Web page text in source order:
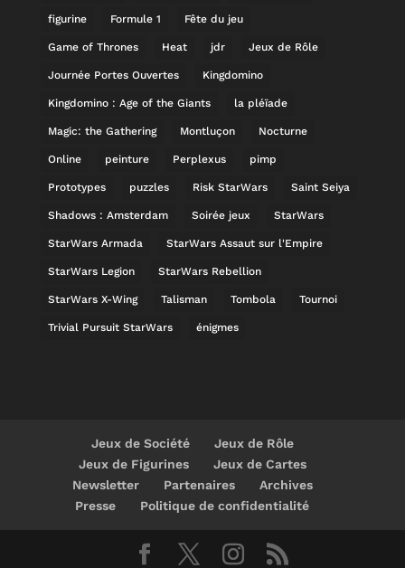
figurine Formule 1 Fête du jeu
Game of Thrones Heat jdr Jeux de Rôle
Journée Portes Ouvertes Kingdomino
Kingdomino : Age of the Giants la pléïade
Magic: the Gathering Montluçon Nocturne
Online peinture Perplexus pimp
Prototypes puzzles Risk StarWars Saint Seiya
Shadows : Amsterdam Soirée jeux StarWars
StarWars Armada StarWars Assaut sur l'Empire
StarWars Legion StarWars Rebellion
StarWars X-Wing Talisman Tombola Tournoi
Trivial Pursuit StarWars énigmes
Jeux de Société
Jeux de Rôle
Jeux de Figurines
Jeux de Cartes
Newsletter
Partenaires
Archives
Presse
Politique de confidentialité